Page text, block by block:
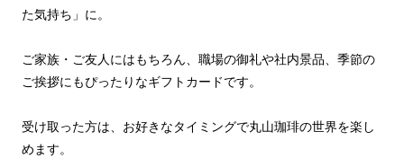
た気持ち」に。
ご家族・ご友人にはもちろん、職場の御礼や社内景品、季節の
ご挨拶にもぴったりなギフトカードです。
受け取った方は、お好きなタイミングで丸山珈琲の世界を楽し
めます。